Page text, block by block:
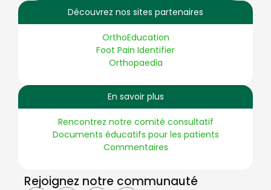
Découvrez nos sites partenaires
OrthoEducation
Foot Pain Identifier
Orthopaedia
En savoir plus
Rencontrez notre comité consultatif
Documents éducatifs pour les patients
Commentaires
Rejoignez notre communauté